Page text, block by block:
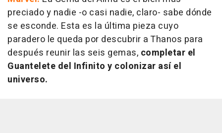
preciado y nadie -o casi nadie, claro- sabe dónde
se esconde. Esta es la última pieza cuyo
paradero le queda por descubrir a Thanos para
después reunir las seis gemas, completar el
Guantelete del Infinito y colonizar así el
universo.